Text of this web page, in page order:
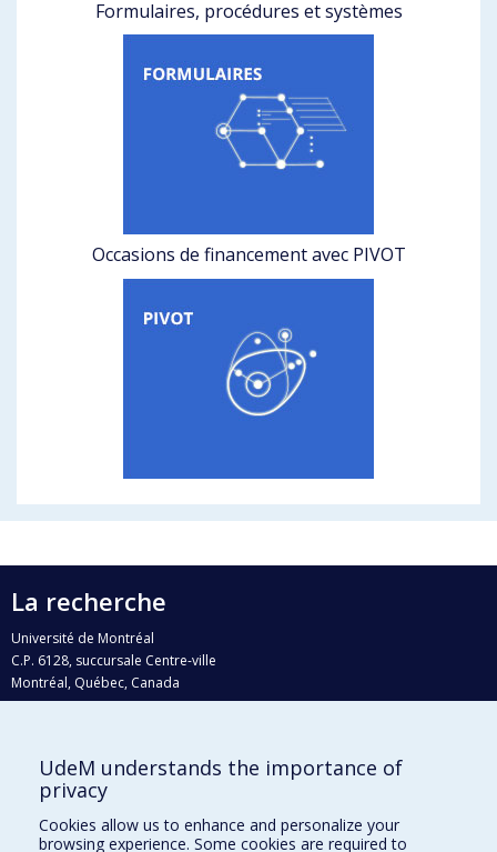
Formulaires, procédures et systèmes
Occasions de financement avec PIVOT
La recherche
Université de Montréal
C.P. 6128, succursale Centre-ville
Montréal, Québec, Canada
H3C 3J7
Qui fait quoi?
Nous trouver
UdeM understands the importance of
privacy
Cookies allow us to enhance and personalize your
browsing experience. Some cookies are required to